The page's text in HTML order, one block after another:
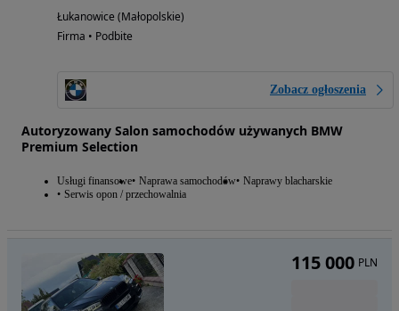
Łukanowice (Małopolskie)
Firma • Podbite
Zobacz ogłoszenia
Autoryzowany Salon samochodów używanych BMW
Premium Selection
Usługi finansowe Naprawa samochodów Naprawy blacharskie
Serwis opon / przechowalnia
115 000 PLN